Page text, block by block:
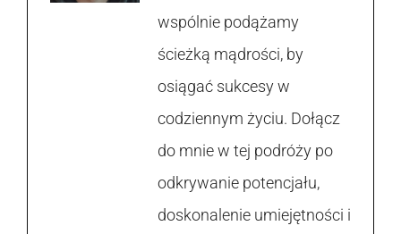
wspólnie podążamy
ścieżką mądrości, by
osiągać sukcesy w
codziennym życiu. Dołącz
do mnie w tej podróży po
odkrywanie potencjału,
doskonalenie umiejętności i